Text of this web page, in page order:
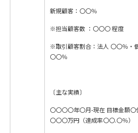
新規顧客：〇〇％
※担当顧客数 ：〇〇〇 程度
※取引顧客割合：法人 〇〇％・
〇〇％
〔主な実績〕
〇〇〇〇年〇月-現在 目標金額
〇〇〇万円（達成率〇〇.〇％）